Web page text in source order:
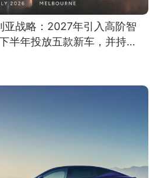
亚战略：2027年引入高阶智
半年投放五款新车，并持续